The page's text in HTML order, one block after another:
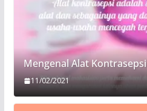
Mengenal Alat Kontrasepsi
11/02/2021